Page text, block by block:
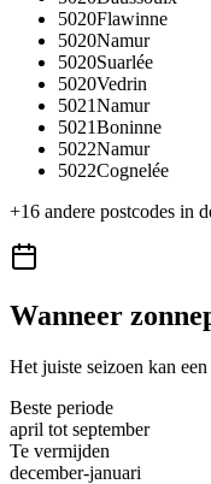
5020Flawinne
5020Namur
5020Suarlée
5020Vedrin
5021Namur
5021Boninne
5022Namur
5022Cognelée
+16 andere postcodes in
Wanneer
Het juiste seizoen kan
Beste periode
april tot september
Te vermijden
december-januari